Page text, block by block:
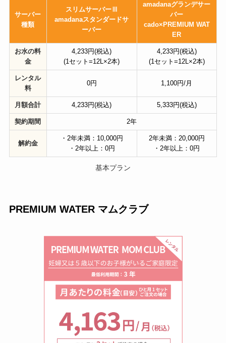
サーバー
種類
スリムサーバーⅢ
amadanaスタンダードサ
ーバー
amadanaグランデサー
バー
cado×PREMIUM WAT
ER
お水の料
金
4,233円(税込)
(1セット=12L×2本)
4,233円(税込)
(1セット=12L×2本)
レンタル
料
0円 1,100円/月
月額合計 4,233円(税込) 5,333円(税込)
契約期間 2年
解約金
・2年未満：10,000円
・2年以上：0円
2年未満：20,000円
・2年以上：0円
基本プラン
PREMIUM WATER マムクラブ